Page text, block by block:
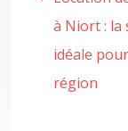
à Niort : la
idéale
région